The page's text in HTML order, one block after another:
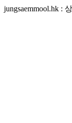
jungsaemmool.hk :